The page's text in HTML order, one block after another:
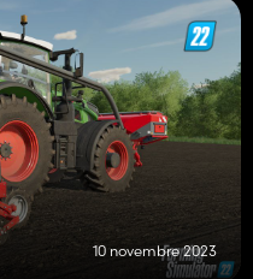
10 novembre 2023